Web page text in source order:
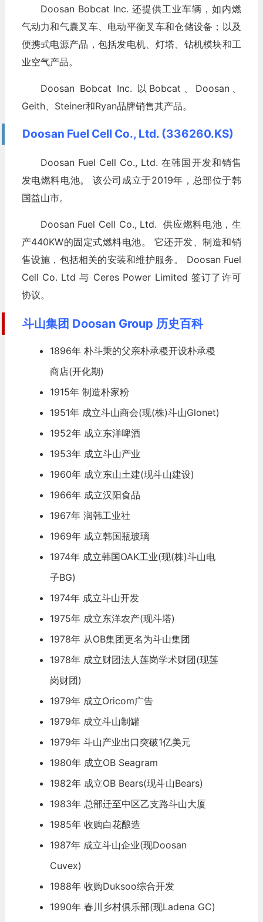
Doosan Bobcat Inc. 还提供工业车辆，如内燃
气动力和气囊叉车、电动平衡叉车和仓储设备；以及
便携式电源产品，包括发电机、灯塔、钻机模块和工
业空气产品。
Doosan Bobcat Inc. 以Bobcat、Doosan、
Geith、Steiner和Ryan品牌销售其产品。
Doosan Fuel Cell Co., Ltd. (336260.KS)
Doosan Fuel Cell Co., Ltd. 在韩国开发和销售
发电燃料电池。 该公司成立于2019年，总部位于韩
国益山市。
Doosan Fuel Cell Co., Ltd. 供应燃料电池，生
产440KW的固定式燃料电池。 它还开发、制造和销
售设施，包括相关的安装和维护服务。 Doosan Fuel
Cell Co. Ltd 与 Ceres Power Limited 签订了许可
协议。
斗山集团 Doosan Group 历史百科
1896年 朴斗秉的父亲朴承稷开设朴承稷
商店(开化期)
1915年 制造朴家粉
1951年 成立斗山商会(现(株)斗山Glonet)
1952年 成立东洋啤酒
1953年 成立斗山产业
1960年 成立东山土建(现斗山建设)
1966年 成立汉阳食品
1967年 润韩工业社
1969年 成立韩国瓶玻璃
1974年 成立韩国OAK工业(现(株)斗山电
子BG)
1974年 成立斗山开发
1975年 成立东洋农产(现斗塔)
1978年 从OB集团更名为斗山集团
1978年 成立财团法人莲岗学术财团(现莲
岗财团)
1979年 成立Oricom广告
1979年 成立斗山制罐
1979年 斗山产业出口突破1亿美元
1980年 成立OB Seagram
1982年 成立OB Bears(现斗山Bears)
1983年 总部迁至中区乙支路斗山大厦
1985年 收购白花酿造
1987年 成立斗山企业(现Doosan
Cuvex)
1988年 收购Duksoo综合开发
1990年 春川乡村俱乐部(现Ladena GC)